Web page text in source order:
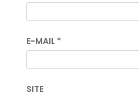
E-MAIL *
SITE